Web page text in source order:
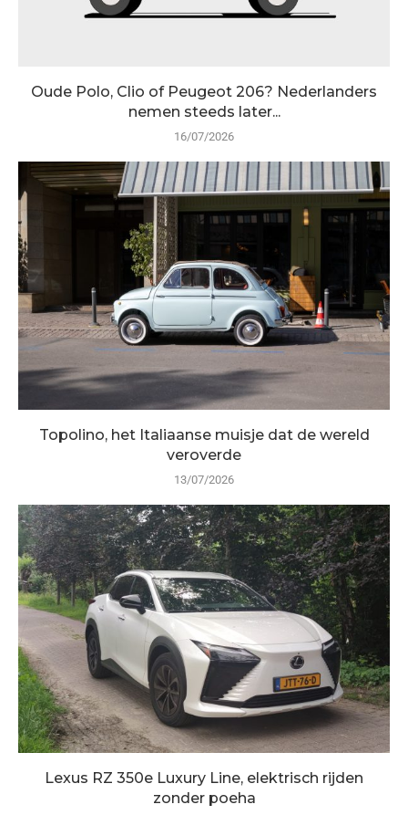
Oude Polo, Clio of Peugeot 206? Nederlanders
nemen steeds later...
16/07/2026
Topolino, het Italiaanse muisje dat de wereld
veroverde
13/07/2026
Lexus RZ 350e Luxury Line, elektrisch rijden
zonder poeha